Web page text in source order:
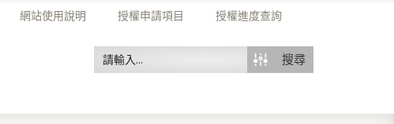
網站使用說明 授權申請項目 授權進度查詢
搜尋